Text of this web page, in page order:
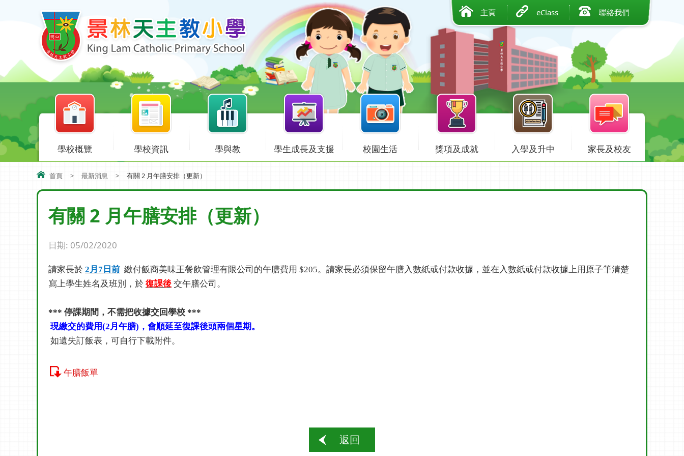
主頁 eClass 聯絡我們
學校概覽 學校資訊 學與教 學生成長及支援 校園生活 獎項及成就 入學及升中 家長及校友
首頁 > 最新消息 > 有關 2 月午膳安排（更新）
有關 2 月午膳安排（更新）
日期: 05/02/2020
請家長於 2月 7 日前 繳付飯商美味王餐飲管理有限公司的午膳費用 $205。請家長必須保留午膳入數紙或付款收據，並在入數紙或付款收據上用原子筆清楚
寫上學生姓名及班別，於 復課後 交午膳公司。
*** 停課期間，不需把收據交回學校 ***
現繳交的費用(2月午膳) ，會順延至復課後頭兩個星期。
如遺失訂飯表，可自行下載附件。
午膳飯單
返回